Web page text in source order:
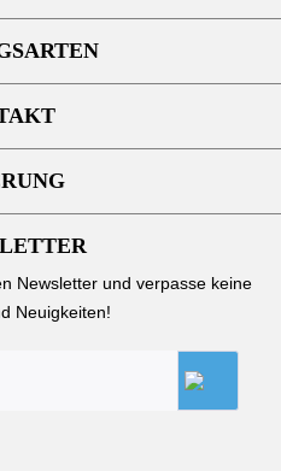
Newsletter und verpasse keine
Neuigkeiten!